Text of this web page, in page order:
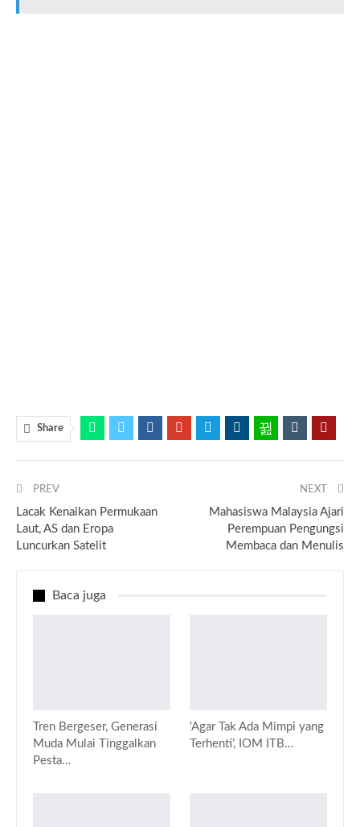
Share
PREV
Lacak Kenaikan Permukaan
Laut, AS dan Eropa
Luncurkan Satelit
NEXT
Mahasiswa Malaysia Ajari
Perempuan Pengungsi
Membaca dan Menulis
Baca juga
Tren Bergeser, Generasi
Muda Mulai Tinggalkan
Pesta…
‘Agar Tak Ada Mimpi yang
Terhenti’, IOM ITB…